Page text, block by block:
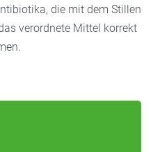
die mit dem Stillen
verordnete Mittel korrekt